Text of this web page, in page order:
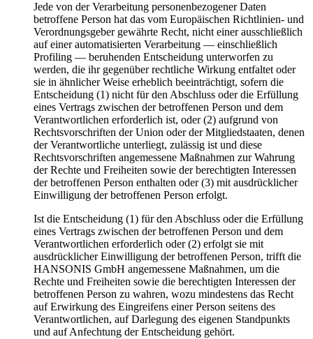
Jede von der Verarbeitung personenbezogener Daten
betroffene Person hat das vom Europäischen Richtlinien- und
Verordnungsgeber gewährte Recht, nicht einer ausschließlich
auf einer automatisierten Verarbeitung — einschließlich
Profiling — beruhenden Entscheidung unterworfen zu
werden, die ihr gegenüber rechtliche Wirkung entfaltet oder
sie in ähnlicher Weise erheblich beeinträchtigt, sofern die
Entscheidung (1) nicht für den Abschluss oder die Erfüllung
eines Vertrags zwischen der betroffenen Person und dem
Verantwortlichen erforderlich ist, oder (2) aufgrund von
Rechtsvorschriften der Union oder der Mitgliedstaaten, denen
der Verantwortliche unterliegt, zulässig ist und diese
Rechtsvorschriften angemessene Maßnahmen zur Wahrung
der Rechte und Freiheiten sowie der berechtigten Interessen
der betroffenen Person enthalten oder (3) mit ausdrücklicher
Einwilligung der betroffenen Person erfolgt.
Ist die Entscheidung (1) für den Abschluss oder die Erfüllung
eines Vertrags zwischen der betroffenen Person und dem
Verantwortlichen erforderlich oder (2) erfolgt sie mit
ausdrücklicher Einwilligung der betroffenen Person, trifft die
HANSONIS GmbH angemessene Maßnahmen, um die
Rechte und Freiheiten sowie die berechtigten Interessen der
betroffenen Person zu wahren, wozu mindestens das Recht
auf Erwirkung des Eingreifens einer Person seitens des
Verantwortlichen, auf Darlegung des eigenen Standpunkts
und auf Anfechtung der Entscheidung gehört.